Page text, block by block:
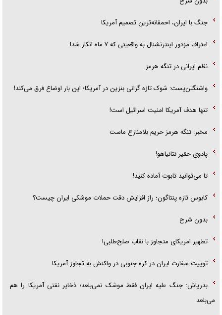
جنگ با ایران، احمقانه‌ترین تصمیم آمریکا
اعتراف مزدور اینترنشنال به واقعیتی که ۷ ماه انکار شد!
نظم ایرانی در تنگه هرمز
واشنگتن‌پست: شوک تازه گرانی بنزین در آمریکا؛ این بار اوضاع فرق می‌کند!
تنها هدف آمریکا امنیت اسرائیل است!
مخبر: تنگه هرمز حریم بلامنازع ماست
پادوی حقیر نتانیاهو!
تا می‌توانید تابوت آماده کنید!
کابوس تازه پنتاگون؛ راز افزایش دقت حملات موشکی ایران چیست؟
بدون شرح
تطهیر امریکای متجاوز با نقاب صلح‌طلبی!
توییت سفارت ایران در کره جنوبی در واکنش به تجاوز آمریکا
بذرپاش: ‏جنگ علیه ایران فقط موشک نمی‌بلعد؛ ذخایر نفتی آمریکا را هم
می‌بلعد